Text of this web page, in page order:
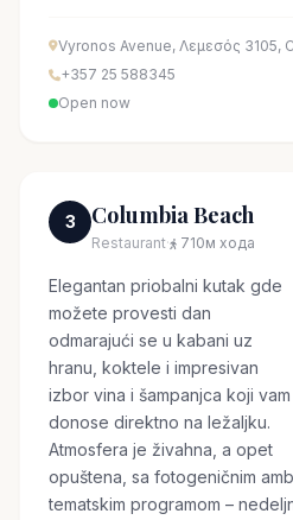
Vyronos Avenue, Λεμεσός 3105,
+357 25 588345
Open now
3 Columbia Beach
Restaurant· 710м хода
Elegantan priobalni kutak gde
možete provesti dan
odmarajući se u kabani uz
hranu, koktele i impresivan
izbor vina i šampanjca koji vam
donose direktno na ležaljku.
Atmosfera je živahna, а opet
opuštena, sa fotogeničnim
tematskim programom –